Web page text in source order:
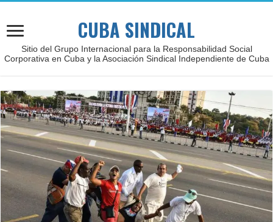
CUBA SINDICAL
Sitio del Grupo Internacional para la Responsabilidad Social
Corporativa en Cuba y la Asociación Sindical Independiente de Cuba